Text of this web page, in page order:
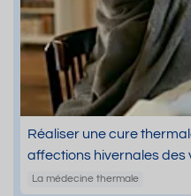
Réaliser une cure
affections hivernales des
La médecine thermale